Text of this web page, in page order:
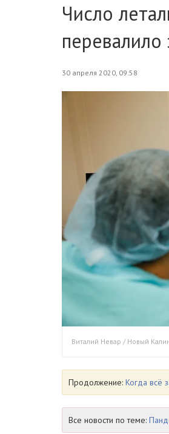
Число
перевалило
30 апреля 2020, 09:58
Виталий Невар / Новый
Продолжение: Когда всё
Все новости по теме: